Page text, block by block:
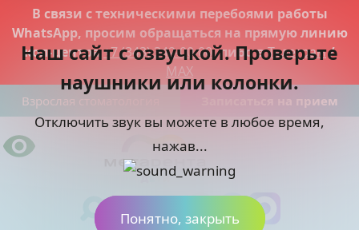
В связи с техническими перебоями работы
WhatsApp, просим обращаться на прямую линию
кол-центра+7 (343) 342-00-00, либо вТелеграм/
MAX
Взрослая стоматология Записаться на прием
Наш сайт с озвучкой. Проверьте
наушники или колонки.
Отключить звук вы можете в любое время,
нажав...
Понятно, закрыть